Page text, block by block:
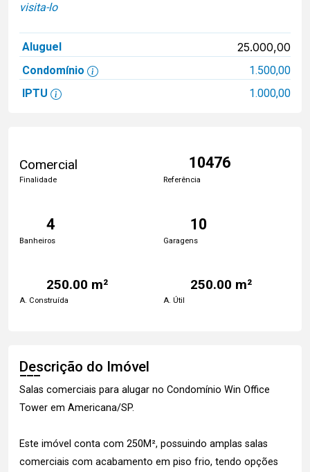
visita-lo
Aluguel 25.000,00
Condomínio
1.500,00
IPTU
1.000,00
Comercial
Finalidade
10476
Referência
4
Banheiros
10
Garagens
250.00 m²
A. Construída
250.00 m²
A. Útil
Descrição do Imóvel
Salas comerciais para alugar no Condomínio Win Office
Tower em Americana/SP.
Este imóvel conta com 250M², possuindo amplas salas
comerciais com acabamento em piso frio, tendo opções